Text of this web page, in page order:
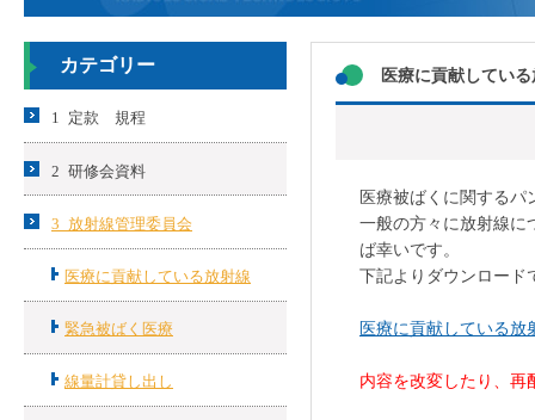
医療に貢献してい
医療被ばくに関するパ
一般の方々に放射線に
ば幸いです。
下記よりダウンロード
医療に貢献している放
内容を改変したり、再
カテゴリー
1 定款 規程
2 研修会資料
3 放射線管理委員会
医療に貢献している放射線
緊急被ばく医療
線量計貸し出し